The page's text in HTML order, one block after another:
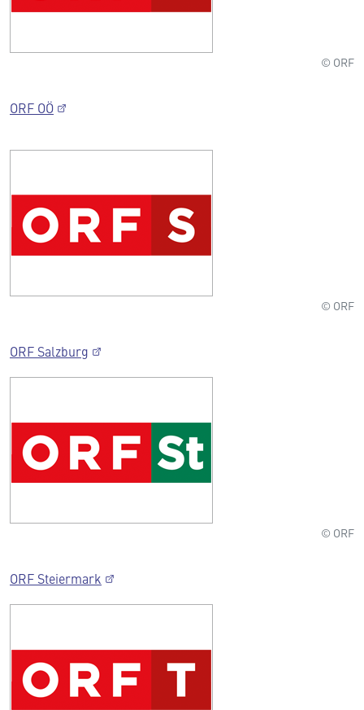
© ORF
ORF OÖ
© ORF
ORF Salzburg
© ORF
ORF Steiermark